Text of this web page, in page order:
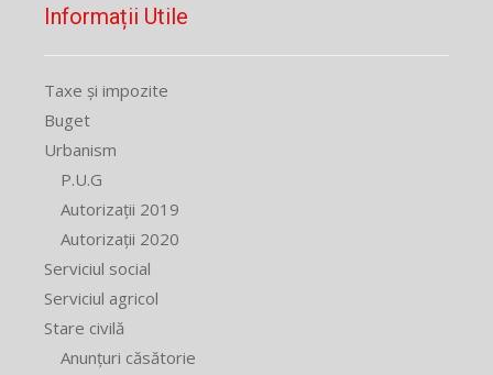
Informații Utile
Taxe și impozite
Buget
Urbanism
P.U.G
Autorizații 2019
Autorizații 2020
Serviciul social
Serviciul agricol
Stare civilă
Anunțuri căsătorie